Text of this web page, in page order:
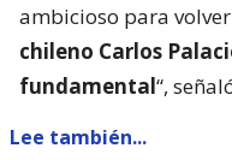
ambicioso para volver
chileno Carlos
fundamental“,
Lee también...